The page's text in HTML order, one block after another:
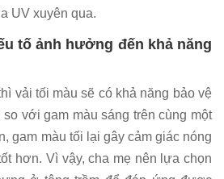
UV xuyên qua.
tố ảnh hưởng đến khả năng
vải tối màu sẽ có khả năng bảo vệ
với gam màu sáng trên cùng một
gam màu tối lại gây cảm giác nóng
hơn. Vì vậy, cha mẹ nên lựa chọn